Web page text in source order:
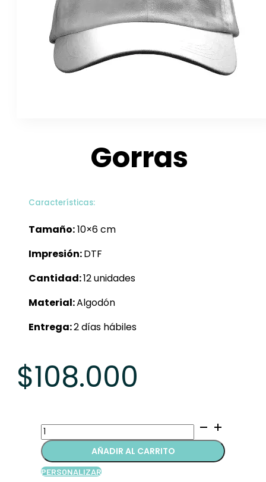
Gorras
Características:
Tamaño:10×6 cm
Impresión:DTF
Cantidad:12 unidades
Material:Algodón
Entrega:2 días hábiles
$108.000
Gorras
quantity
AÑADIR AL CARRITO
PERSONALIZAR